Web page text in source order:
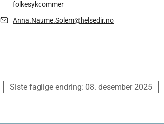
folkesykdommer
Anna.Naume.Solem@helsedir.no
Siste faglige endring: 08. desember 2025